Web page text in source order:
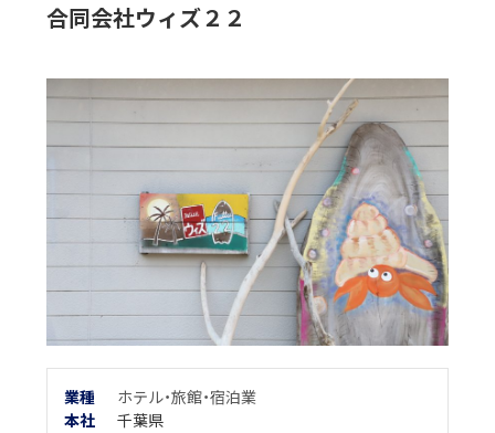
合同会社ウィズ２２
業種
ホテル・旅館・宿泊業
本社
千葉県